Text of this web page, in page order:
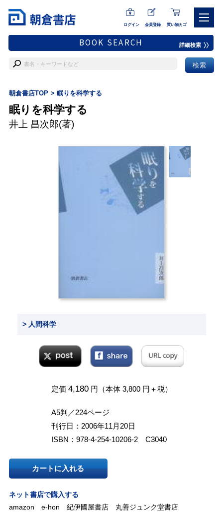
ログイン 会員登録 買い物カゴ
BOOK SEARCH 詳細検索
朝倉書店TOP 眠りを科学する
眠りを科学する
井上 昌次郎(著)
> 人間科学
定価 4,180円（本体 3,800 円＋税）
A5判／224ページ
刊行日：2006年11月20日
ISBN：978-4-254-10206-2 C3040
カートに入れる
ネット書店で購入する
amazon
e-hon 紀伊國屋書店
丸善ジュンク堂書店